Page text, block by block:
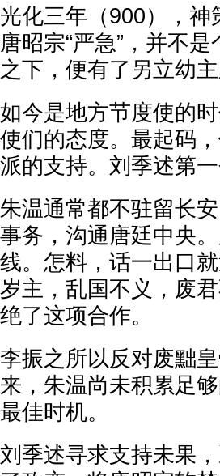
光化三年（900），
唐昭宗“严急”，并不
之下，便有了另立幼主
如今是地方节度使的
使们的态度。最起码
派的支持。刘季述第
朱温通常都不驻留长
事务，沟通唐廷中央
线。怎料，话一出口
岁主，乱国不义，废
绝了这项合作。
李振之所以反对废黜
来，朱温尚未积累足
最佳时机。
刘季述寻求支持未果